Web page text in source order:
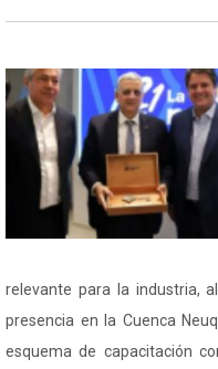
relevante para la industria,
presencia en la Cuenca
esquema de capacitación